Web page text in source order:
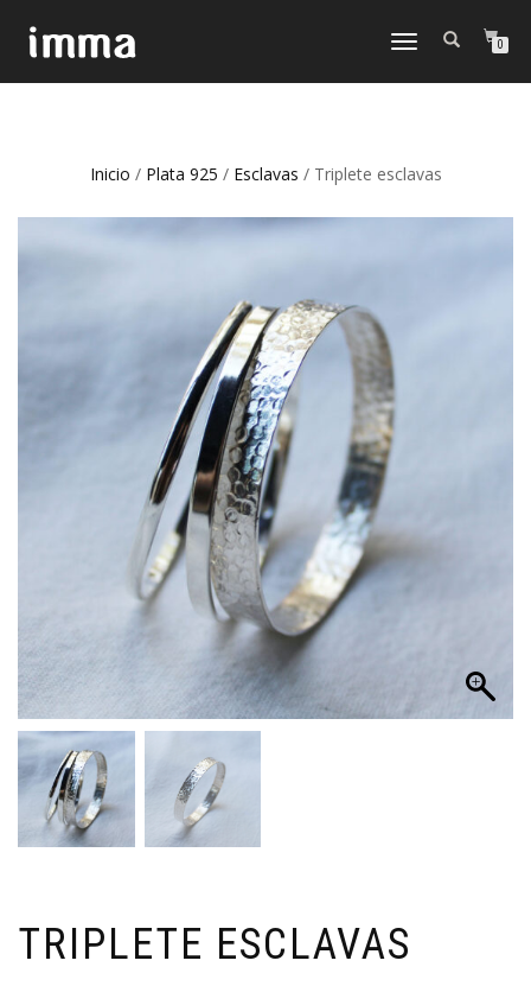
CAMBIAR
0
Inicio / Plata 925 / Esclavas / Triplete esclavas
TRIPLETE ESCLAVAS